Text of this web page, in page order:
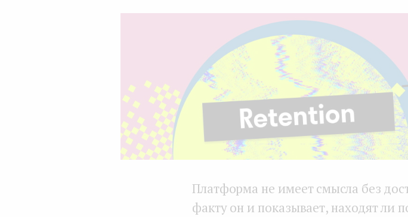
Платформа не имеет смысла без
факту он и показывает, находят ли